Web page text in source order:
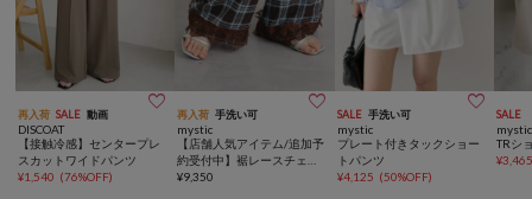
再入荷 SALE 動画 
DISCOAT
【接触冷感】センタープレ
スカットワイドパンツ
¥1,540 (76%OFF)
再入荷 手洗い可 
mystic
【店舗人気アイテム/追加予
約受付中】裾レースチェッ
クパンツ
¥9,350
SALE 手洗い可 
mystic
プレート付きタックショー
トパンツ
¥4,125 (50%OFF)
SALE
mystic
TRシ
¥